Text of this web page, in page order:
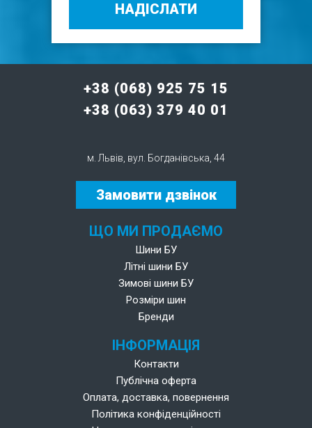
НАДІСЛАТИ
+38 (068) 925 75 15
+38 (063) 379 40 01
м. Львів, вул. Богданівська, 44
Замовити дзвінок
ЩО МИ ПРОДАЄМО
Шини БУ
Літні шини БУ
Зимові шини БУ
Розміри шин
Бренди
ІНФОРМАЦІЯ
Контакти
Публічна оферта
Оплата, доставка, повернення
Політика конфіденційності